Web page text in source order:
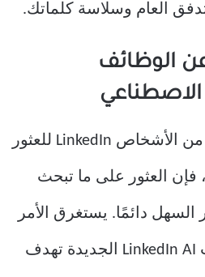
العام وسلاسة كلماتك.
عن الوظائف
الاصطناعي
يستخدم عدد لا يحصى من الأشخاص LinkedIn للعثور
العثور على ما تبحث
السهل دائمًا. يستغرق الأمر
وقتًا وجهدًا، لكن ميزات LinkedIn AI الجديدة تهدف